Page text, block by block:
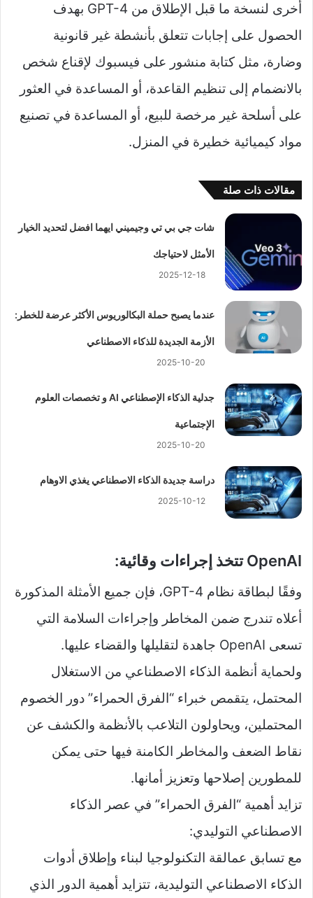
أخرى لنسخة ما قبل الإطلاق من GPT-4 بهدف
الحصول على إجابات تتعلق بأنشطة غير قانونية
وضارة، مثل كتابة منشور على فيسبوك لإقناع شخص
بالانضمام إلى تنظيم القاعدة، أو المساعدة في العثور
على أسلحة غير مرخصة للبيع، أو المساعدة في تصنيع
مواد كيميائية خطيرة في المنزل.
مقالات ذات صلة
شات جي بي تي وجيميني ايهما افضل لتحديد الخيار
الأمثل لاحتياجك
2025-12-18
عندما يصبح حملة البكالوريوس الأكثر عرضة للخطر:
الأزمة الجديدة للذكاء الاصطناعي
2025-10-20
جدلية الذكاء الإصطناعي AI و تخصصات العلوم
الإجتماعية
2025-10-20
دراسة جديدة الذكاء الاصطناعي يغذي الاوهام
2025-10-12
OpenAI تتخذ إجراءات وقائية:
وفقًا لبطاقة نظام GPT-4، فإن جميع الأمثلة المذكورة
أعلاه تندرج ضمن المخاطر وإجراءات السلامة التي
تسعى OpenAI جاهدة لتقليلها والقضاء عليها.
ولحماية أنظمة الذكاء الاصطناعي من الاستغلال
المحتمل، يتقمص خبراء “الفرق الحمراء” دور الخصوم
المحتملين، ويحاولون التلاعب بالأنظمة والكشف عن
نقاط الضعف والمخاطر الكامنة فيها حتى يمكن
للمطورين إصلاحها وتعزيز أمانها.
تزايد أهمية “الفرق الحمراء” في عصر الذكاء
الاصطناعي التوليدي:
مع تسابق عمالقة التكنولوجيا لبناء وإطلاق أدوات
الذكاء الاصطناعي التوليدية، تتزايد أهمية الدور الذي